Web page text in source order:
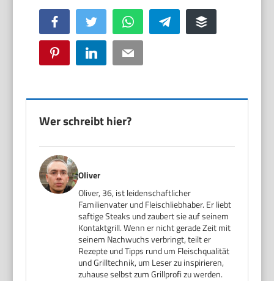
Facebook Twitter WhatsApp Telegram Buffer
Pinterest LinkedIn Email
Wer schreibt hier?
Oliver
Oliver, 36, ist leidenschaftlicher
Familienvater und Fleischliebhaber. Er liebt
saftige Steaks und zaubert sie auf seinem
Kontaktgrill. Wenn er nicht gerade Zeit mit
seinem Nachwuchs verbringt, teilt er
Rezepte und Tipps rund um Fleischqualität
und Grilltechnik, um Leser zu inspirieren,
zuhause selbst zum Grillprofi zu werden.